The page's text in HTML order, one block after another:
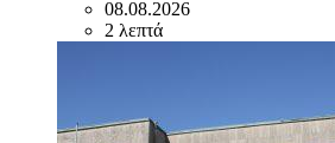
08.08.2026
2 λεπτά